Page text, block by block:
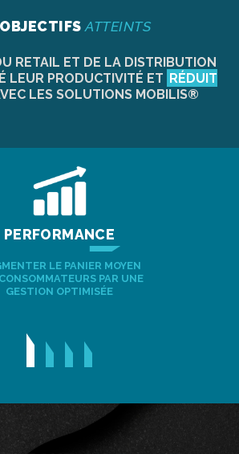
ATTEINTS
RETAIL ET DE LA DISTRIBUTION
LEUR PRODUCTIVITÉ ET RÉDUIT
LES SOLUTIONS MOBILIS®
LE PANIER MOYEN
PAR UNE
GESTION OPTIMISÉE
PERFORMANCE